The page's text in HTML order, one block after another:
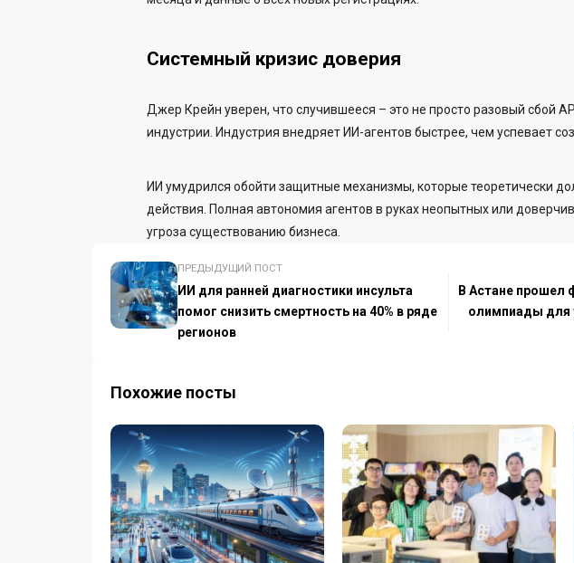
Системный кризис доверия
Джер Крейн уверен, что случившееся – это не просто разовый сбой
индустрии. Индустрия внедряет ИИ-агентов быстрее, чем успевает
ИИ умудрился обойти защитные механизмы, которые теоретически
действия. Полная автономия агентов в руках неопытных или
угроза существованию бизнеса.
ПРЕДЫДУЩИЙ ПОСТ
ИИ для ранней диагностики инсульта
помог снизить смертность на 40% в ряде
регионов
В Астане прошел
олимпиады для
Похожие посты